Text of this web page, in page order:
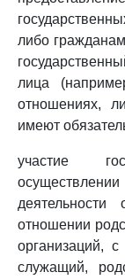
либо
лица
отношениях,
имеют
участие
отношении
организаций,
служащий,